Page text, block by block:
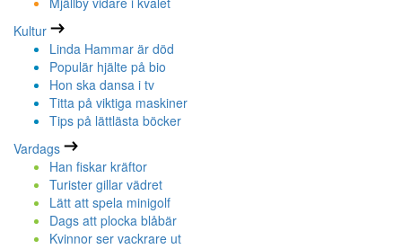
Kultur
Linda Hammar är död
Populär hjälte på bio
Hon ska dansa i tv
Titta på viktiga maskiner
Tips på lättlästa böcker
Vardags
Han fiskar kräftor
Turister gillar vädret
Lätt att spela minigolf
Dags att plocka blåbär
Kvinnor ser vackrare ut